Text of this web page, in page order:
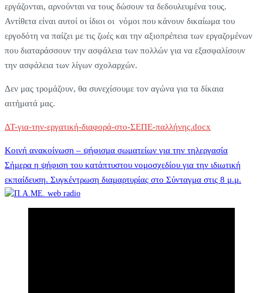
εργάζονται, αρνούνται να τους δώσουν τα δεδουλευμένα τους.
Αντίθετα είναι αυτοί οι ίδιοι οι νόμοι που κάνουν δικαίωμα του
εργοδότη να παίζει με τις ζωές και την αξιοπρέπεια των εργαζομένων
που διαταράσσουν την ασφάλεια των πολλών για να εξασφαλίσουν
την ασφάλεια των λίγων σχολαρχών.
Δεν μας τρομάζουν, θα συνεχίσουμε τον αγώνα για τα δίκαια
αιτήματά μας.
ΔΤ-για-την-εργατική-διαφορά-στο-ΣΕΠΕ-παλλήνης.docx
Πλοήγηση
άρθρων
Κοινή ανακοίνωση – ψήφισμα σωματείων για την τηλεργασία
Σήμερα η ψήφιση του κατάπτυστου νομοσχεδίου για την ιδιωτική
εκπαίδευση. Συγκέντρωση διαμαρτυρίας στο Σύνταγμα στις 8 μ.μ.